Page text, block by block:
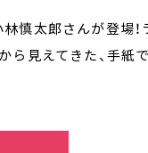
慎太郎さんが登場！
ら見えてきた、手紙で